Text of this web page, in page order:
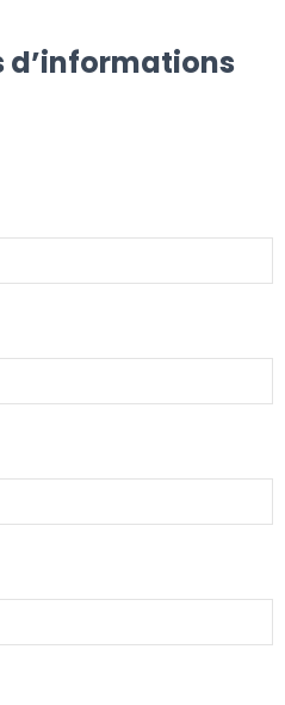
d’informations